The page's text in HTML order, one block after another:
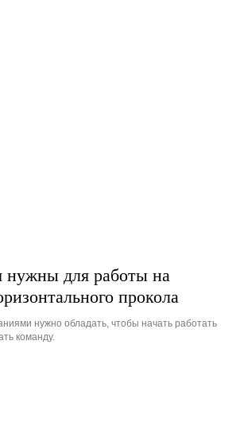
нужны для работы на
прокола
нужно обладать, чтобы начать работать
команду.